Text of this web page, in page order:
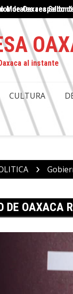
Morales respaldo
del periodismo:
al instante
CULTURA
DE OAXACA